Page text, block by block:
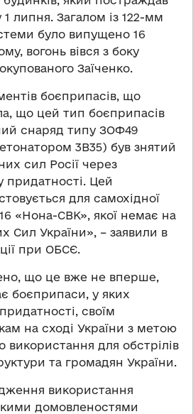
1 липня. Загалом із 122-мм
було випущено 16
вогонь вівся з боку
Заїченко.
боєприпасів, що
що цей тип боєприпасів
снаряд типу ЗОФ49
3В35) був знятий
сил Росії через
придатності. Цей
для самохідної
«Нона-СВК», якої немає на
Сил України», – заявили в
при ОБСЄ.
що це вже не вперше,
боєприпаси, у яких
своїм
на сході України з метою
використання для обстрілів
та громадян України.
використання
домовленостями